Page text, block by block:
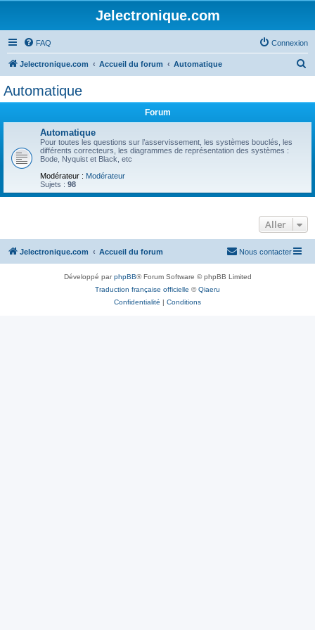
Jelectronique.com
FAQ Connexion
Jelectronique.com Accueil du forum Automatique
e
Automatique
Forum
Automatique
Pour toutes les questions sur l’asservissement, les systèmes bouclés, les
différents correcteurs, les diagrammes de représentation des systèmes :
Bode, Nyquist et Black, etc
Modérateur : Modérateur
Sujets : 98
Aller
Jelectronique.com Accueil du forum Nous contacter
Développé parphpBB® Forum Software © phpBB Limited
Traduction française officielle ©Qiaeru
Confidentialité | Conditions